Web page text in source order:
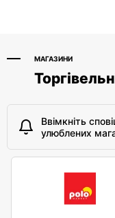
МАГАЗИНИ
Ввімкніть
улюблених